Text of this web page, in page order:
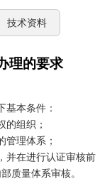
技术资料
理的要求
基本条件：
的组织；
管理体系；
并在进行认证审核前
质量体系审核。